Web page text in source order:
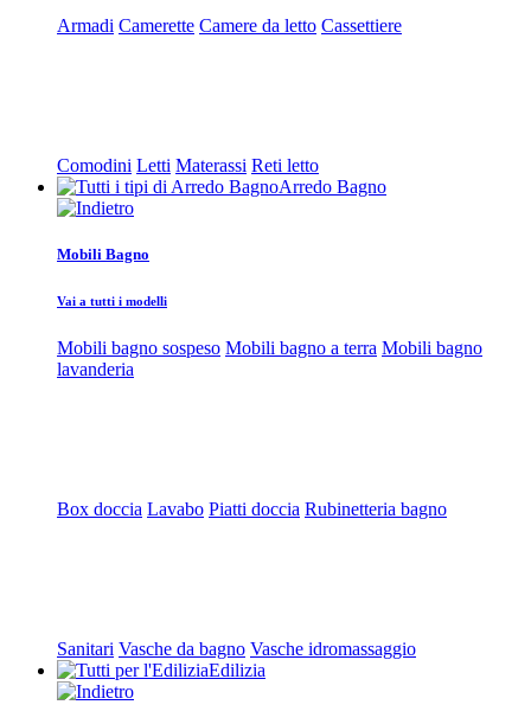
Armadi Camerette Camere da letto Cassettiere
Comodini Letti Materassi Reti letto
Arredo Bagno
Mobili Bagno
Vai a tutti i modelli
Mobili bagno sospeso Mobili bagno a terra Mobili bagno
lavanderia
Box doccia Lavabo Piatti doccia Rubinetteria bagno
Sanitari Vasche da bagno Vasche idromassaggio
Edilizia